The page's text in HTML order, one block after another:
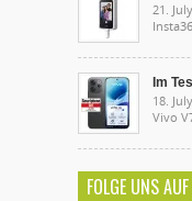
21.
Im
18.
Vivo
FOLGE UNS